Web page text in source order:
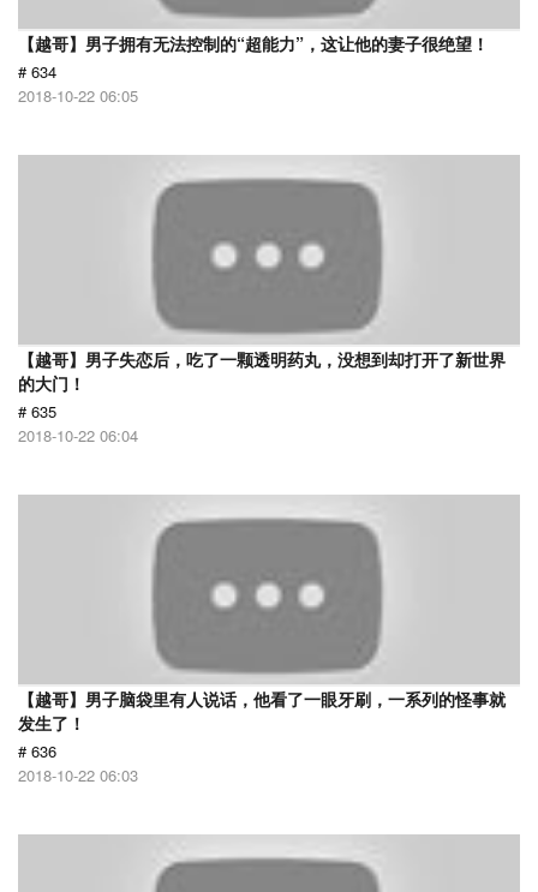
【越哥】男子拥有无法控制的“超能力”，这让他的妻子很绝望！
# 634
2018-10-22 06:05
【越哥】男子失恋后，吃了一颗透明药丸，没想到却打开了新世界
的大门！
# 635
2018-10-22 06:04
【越哥】男子脑袋里有人说话，他看了一眼牙刷，一系列的怪事就
发生了！
# 636
2018-10-22 06:03